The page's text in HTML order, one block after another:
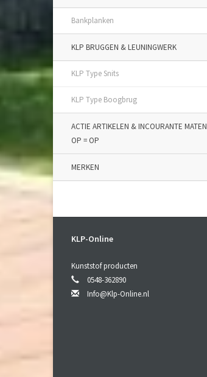
Bankplanken
KLP BRUGGEN & LEUNINGWERK
KLP Type Snits
KLP Type Boogbrug
ACTIE ARTIKELEN & INCOURANTE MATEN
OP = OP
MERKEN
KLP-Online
Kunststof producten
0548-362890
Info@Klp-Online.nl